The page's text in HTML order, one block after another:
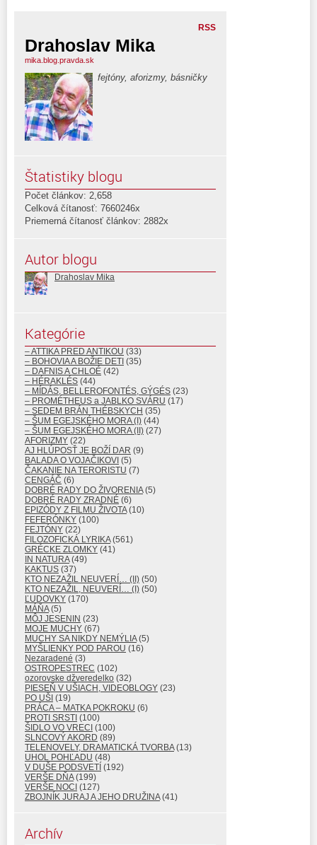
RSS
Drahoslav Mika
mika.blog.pravda.sk
fejtóny, aforizmy, básničky
Štatistiky blogu
Počet článkov: 2,658
Celková čítanosť: 7660246x
Priemerná čítanosť článkov: 2882x
Autor blogu
Drahoslav Mika
Kategórie
– ATTIKA PRED ANTIKOU (33)
– BOHOVIA A BOŽIE DETI (35)
– DAFNIS A CHLOÉ (42)
– HÉRAKLÉS (44)
– MÍDÁS, BELLEROFONTÉS, GÝGÉS (23)
– PROMÉTHEUS a JABLKO SVÁRU (17)
– SEDEM BRÁN THÉBSKYCH (35)
– ŠUM EGEJSKÉHO MORA (I) (44)
– ŠUM EGEJSKÉHO MORA (II) (27)
AFORIZMY (22)
AJ HLÚPOSŤ JE BOŽÍ DAR (9)
BALADA O VOJAČIKOVI (5)
ČAKANIE NA TERORISTU (7)
CENGÁČ (6)
DOBRÉ RADY DO ŽIVORENIA(5)
DOBRÉ RADY ZRADNÉ (6)
EPIZÓDY Z FILMU ŽIVOTA(10)
FEFERÓNKY (100)
FEJTÓNY (22)
FILOZOFICKÁ LYRIKA(561)
GRÉCKE ZLOMKY (41)
IN NATURA(49)
KAKTUS (37)
KTO NEZAŽIL NEUVERÍ… (II) (50)
KTO NEZAŽIL, NEUVERÍ… (I) (50)
ĽUDOVKY (170)
MÁŇA(5)
MÔJ JESENIN (23)
MOJE MUCHY (67)
MUCHY SA NIKDY NEMÝLIA(5)
MYŠLIENKY POD PAROU (16)
Nezaradené (3)
OSTROPESTREC (102)
ozorovske džveredelko (32)
PIESEŇ V UŠIACH, VIDEOBLOGY (23)
PO UŠI (19)
PRÁCA – MATKA POKROKU (6)
PROTI SRSTI (100)
ŠIDLO VO VRECI (100)
SLNCOVÝ AKORD (89)
TELENOVELY, DRAMATICKÁ TVORBA(13)
UHOL POHĽADU (48)
V DUŠE PODSVETÍ (192)
VERŠE DŇA(199)
VERŠE NOCI (127)
ZBOJNÍK JURAJ A JEHO DRUŽINA(41)
Archív